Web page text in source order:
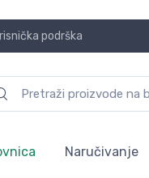
podrška
Naručivanje